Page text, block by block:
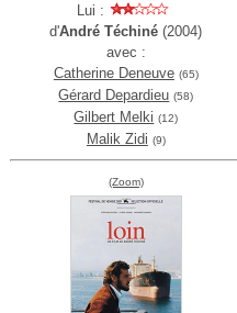
Lui :
d'André Téchiné (2004)
avec :
Catherine Deneuve (65)
Gérard Depardieu (58)
Gilbert Melki (12)
Malik Zidi (9)
(Zoom)